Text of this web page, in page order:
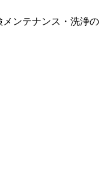
ンテナンス・洗浄の